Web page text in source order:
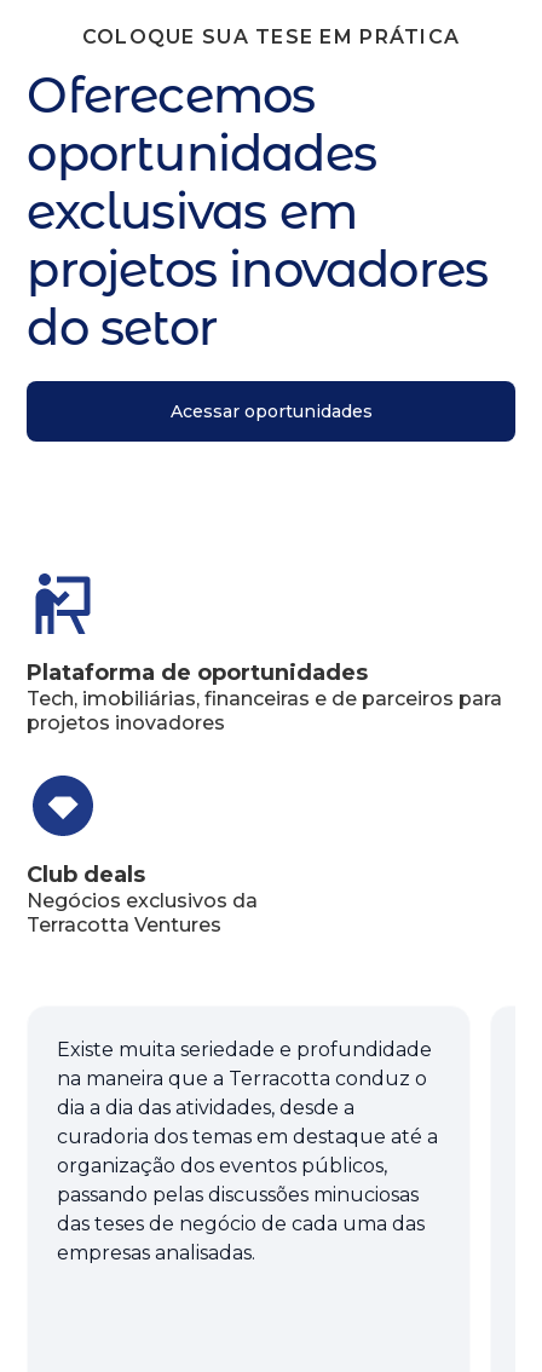
COLOQUE SUA TESE EM PRÁTICA
Oferecemos
oportunidades
exclusivas em
projetos inovadores
do setor
Acessar oportunidades
Plataforma de oportunidades
Tech, imobiliárias, financeiras e de parceiros para
projetos inovadores
Club deals
Negócios exclusivos da
Terracotta Ventures
Existe muita seriedade e profundidade
na maneira que a Terracotta conduz o
dia a dia das atividades, desde a
curadoria dos temas em destaque até a
organização dos eventos públicos,
passando pelas discussões minuciosas
das teses de negócio de cada uma das
empresas analisadas.